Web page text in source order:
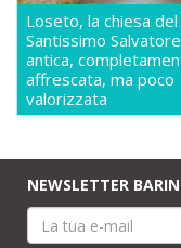
Loseto, la chiesa del
Santissimo
antica,
affrescata, ma poco
valorizzata
NEWSLETTER